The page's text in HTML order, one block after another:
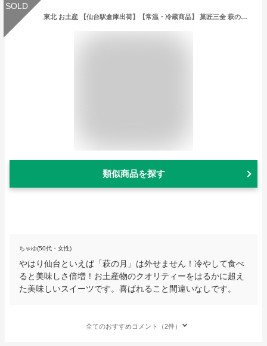
SOLD
東北 お土産 【仙台駅倉庫出荷】【常温・冷蔵商品】 菓匠三全 萩の月 10個入 仙台 お土産 東北みやげ お菓子 スイーツ 和菓子 カステラ ワッフル まんじゅう お年賀 お中元 御中元 お歳暮 御歳暮 内祝い お取り寄せ ギフト プレゼント のし可
類似商品を探す
ちゃゆ(50代・女性)
やはり仙台といえば「萩の月」は外せません！冷やして食べ
ると美味しさ倍増！お土産物のクオリティーをはるかに超え
た美味しいスイーツです。喜ばれること間違いなしです。
全てのおすすめコメント（2件）